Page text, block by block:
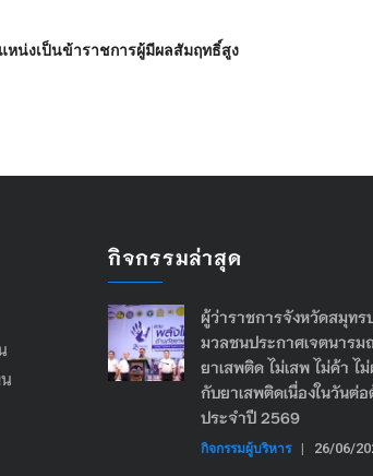
หน่งเป็นข้าราชการผู้มีผลสัมฤทธิ์สูง
กิจกรรมล่าสุด
ผู้ว่าราชการจังหวัดสมุท
มวลชนประกาศเจตนาร
ยาเสพติด ไม่เสพ ไม่ค้า ไ
กับยาเสพติดเนื่องในวันต่
ประจำปี 2569
กิจกรรมผู้บริหาร | 26/06/